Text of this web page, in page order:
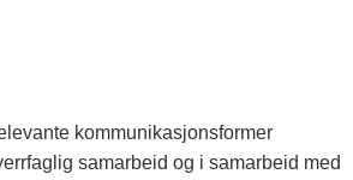
kommunikasjonsformer
samarbeid og i samarbeid med